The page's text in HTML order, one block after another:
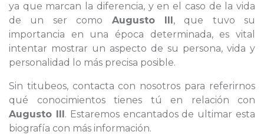
ya que marcan la diferencia, y en el caso de la vida
de un ser como Augusto III, que tuvo su
importancia en una época determinada, es vital
intentar mostrar un aspecto de su persona, vida y
personalidad lo más precisa posible.
Sin titubeos, contacta con nosotros para referirnos
qué conocimientos tienes tú en relación con
Augusto III. Estaremos encantados de ultimar esta
biografía con más información.